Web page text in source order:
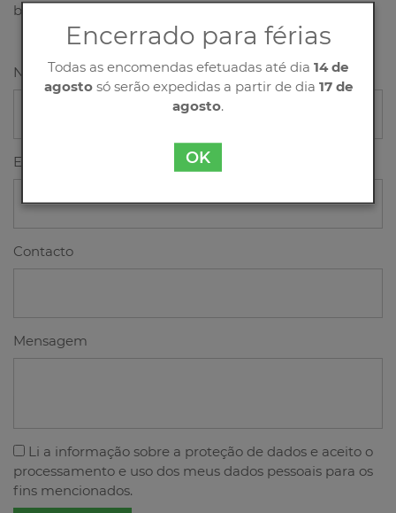
breve possível em contacto consigo!
Nome
Email
Contacto
Mensagem
Li a informação sobre a proteção de dados e aceito o
processamento e uso dos meus dados pessoais para os
fins mencionados.
Encerrado para férias
Todas as encomendas efetuadas até dia 14 de
agostosó serão expedidas a partir de dia 17 de
agosto.
OK